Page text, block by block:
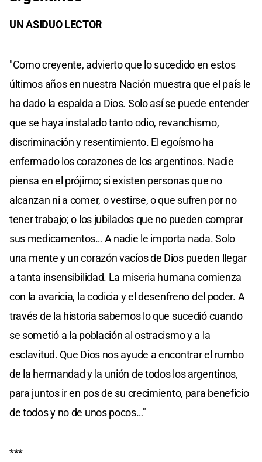
UN ASIDUO LECTOR
"Como creyente, advierto que lo sucedido en estos
últimos años en nuestra Nación muestra que el país le
ha dado la espalda a Dios. Solo así se puede entender
que se haya instalado tanto odio, revanchismo,
discriminación y resentimiento. El egoísmo ha
enfermado los corazones de los argentinos. Nadie
piensa en el prójimo; si existen personas que no
alcanzan ni a comer, o vestirse, o que sufren por no
tener trabajo; o los jubilados que no pueden comprar
sus medicamentos… A nadie le importa nada. Solo
una mente y un corazón vacíos de Dios pueden llegar
a tanta insensibilidad. La miseria humana comienza
con la avaricia, la codicia y el desenfreno del poder. A
través de la historia sabemos lo que sucedió cuando
se sometió a la población al ostracismo y a la
esclavitud. Que Dios nos ayude a encontrar el rumbo
de la hermandad y la unión de todos los argentinos,
para juntos ir en pos de su crecimiento, para beneficio
de todos y no de unos pocos…"
***